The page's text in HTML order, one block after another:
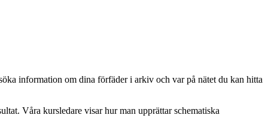
information om dina förfäder i arkiv och var på nätet du kan hitta
Våra kursledare visar hur man upprättar schematiska